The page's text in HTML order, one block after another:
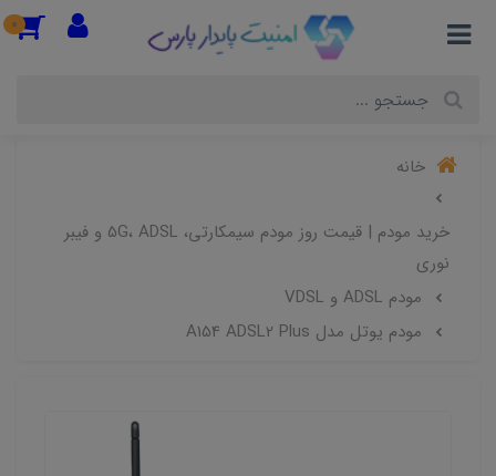
0
خانه
خرید مودم | قیمت روز مودم سیمکارتی، 5G، ADSL و فیبر
نوری
مودم ADSL و VDSL
مودم یوتل مدل A154 ADSL2 Plus